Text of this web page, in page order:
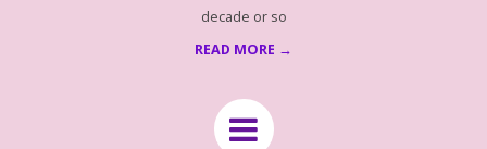
decade or so
READ MORE →